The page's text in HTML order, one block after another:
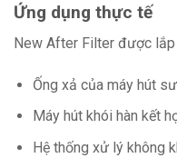
Ứng dụng thực tế
New After Filter được
Ống xả của máy hút
Máy hút khói hàn kết
Hệ thống xử lý không